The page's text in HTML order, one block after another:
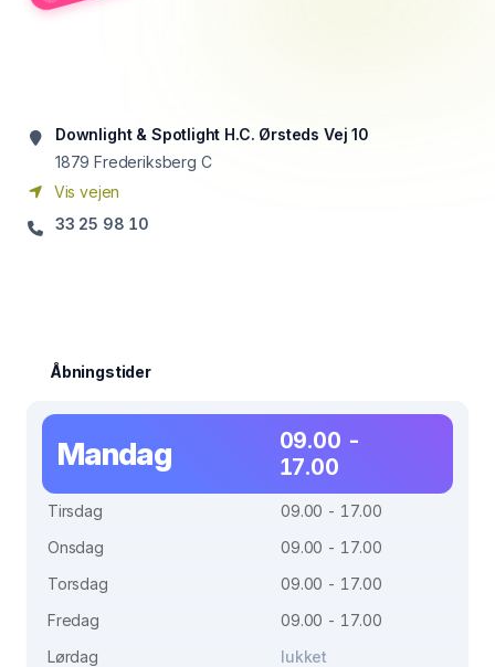
Downlight & Spotlight H.C. Ørsteds Vej 10
1879 Frederiksberg C
Vis vejen
33 25 98 10
Åbningstider
Mandag
09.00 -
17.00
Tirsdag
09.00 - 17.00
Onsdag
09.00 - 17.00
Torsdag
09.00 - 17.00
Fredag
09.00 - 17.00
Lørdag
lukket